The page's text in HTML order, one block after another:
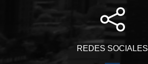
REDES SOCIALES